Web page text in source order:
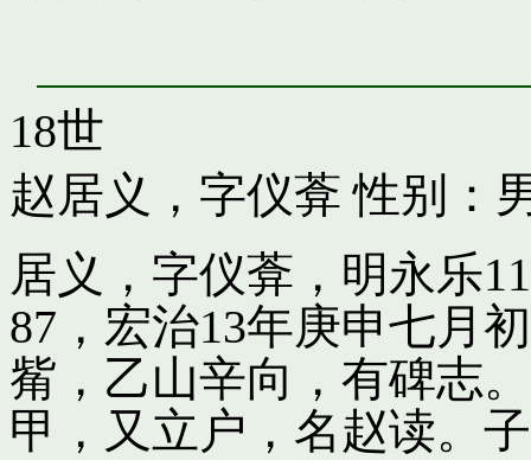
18世
赵居义，字仪葊 性别：
居义，字仪葊，明永乐
87，宏治13年庚申七月
觜，乙山辛向，有碑志
甲，又立户，名赵读。